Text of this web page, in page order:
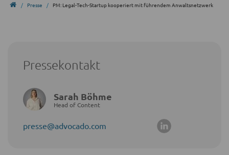
Presse PM: Legal-Tech-Startup kooperiert mit führendem Anwaltsnetzwerk
Pressekontakt
Sarah Böhme
Head of Content
presse@advocado.com